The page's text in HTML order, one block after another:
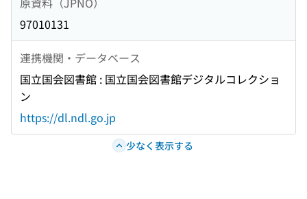
97010131
連携機関・データベース
国立国会図書館 : 国立国会図書館デジタルコレクショ
ン
https://dl.ndl.go.jp
少なく表示する